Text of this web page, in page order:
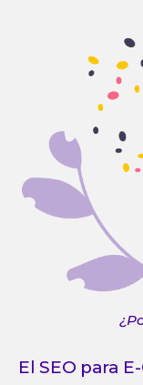
El SEO para